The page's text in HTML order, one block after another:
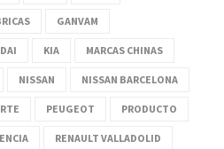
GANVAM
KIA MARCAS CHINAS
NISSAN NISSAN BARCELONA
PEUGEOT PRODUCTO
RENAULT VALLADOLID